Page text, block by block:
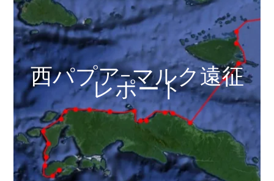
西パプア-マルク遠征
レポート